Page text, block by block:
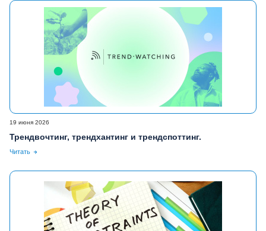
19 июня 2026
Трендвочтинг, трендхантинг и трендспоттинг.
Читать